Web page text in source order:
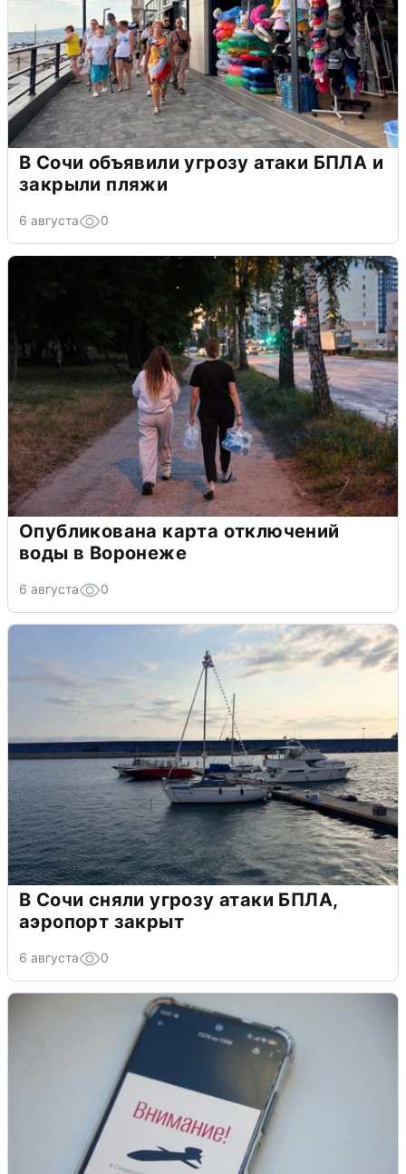
В Сочи объявили угрозу атаки БПЛА и
закрыли пляжи
6 августа 0
Опубликована карта отключений
воды в Воронеже
6 августа 0
В Сочи сняли угрозу атаки БПЛА,
аэропорт закрыт
6 августа 0